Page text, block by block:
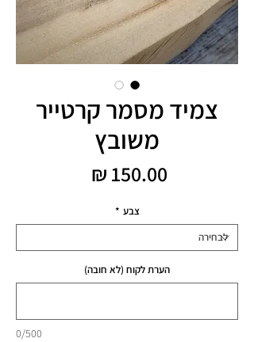
צמיד מסמר קרטייר
משובץ
צבע *
הערת לקוח (לא חובה)
0/500